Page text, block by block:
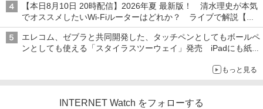
【本日8月10日 20時配信】2026年夏 最新版！ 清水理史が本気
でオススメしたいWi-Fiルーターはどれか？ ライブで解説【清
水理史の「イニシャルB」チャンネル】
エレコム、ゼブラと共同開発した、タッチペンとしてもボールペ
ンとしても使える「スタイラスツーウェイ」発売 iPadにも紙に
もっと見る
INTERNET Watch をフォローする